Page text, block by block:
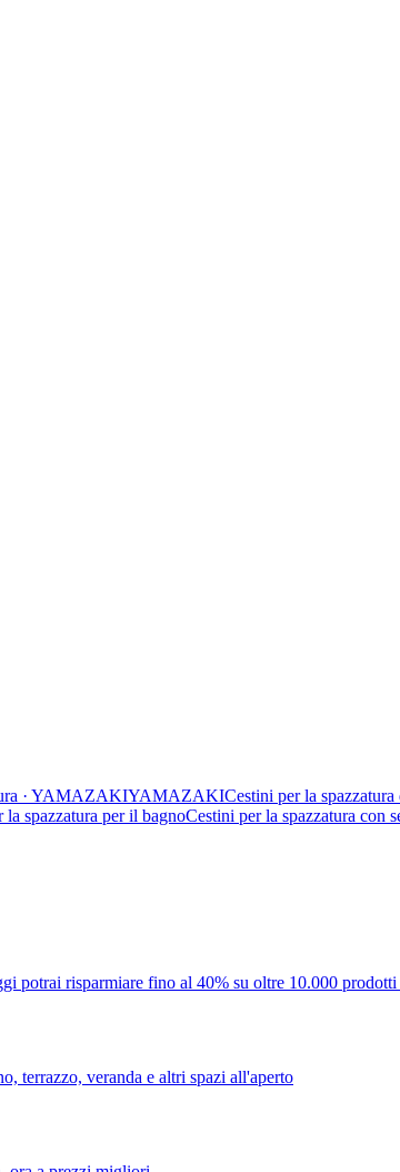
· YAMAZAKIYAMAZAKICestini per la
la spazzatura per il bagnoCestini per la spazzatura con
potrai risparmiare fino al 40% su oltre 10.000
terrazzo, veranda e altri spazi all'aperto